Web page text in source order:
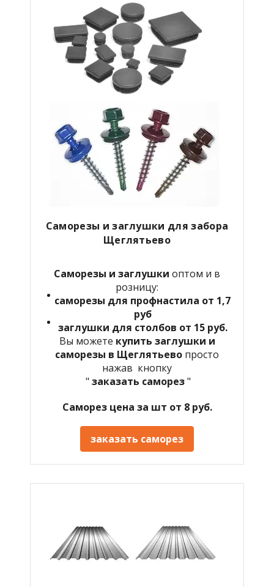
Саморезы и заглушки для забора
Щеглятьево
Саморезы и заглушки оптом и в
розницу:
саморезы для профнастила от 1,7
руб
заглушки для столбов от 15 руб.
Вы можете купить заглушки и
саморезы в Щеглятьево просто
нажав кнопку
" заказать саморез"
Саморез цена за шт от 8 руб.
заказать саморез